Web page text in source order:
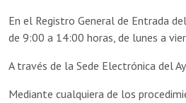
En el Registro General de Entrada
de 9:00 a 14:00 horas, de lunes a
A través de la Sede Electrónica del
Mediante cualquiera de los